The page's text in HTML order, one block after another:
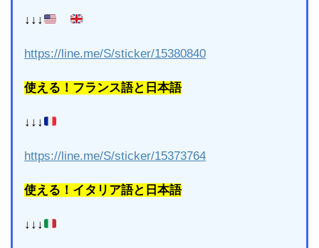
↓↓↓
https://line.me/S/sticker/15380840
使える！フランス語と日本語
↓↓↓
https://line.me/S/sticker/15373764
使える！イタリア語と日本語
↓↓↓